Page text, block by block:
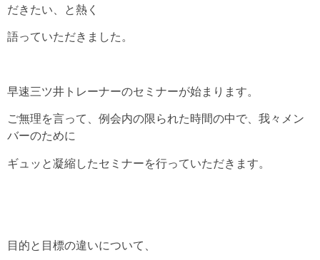
だきたい、と熱く
語っていただきました。
早速三ツ井トレーナーのセミナーが始まります。
ご無理を言って、例会内の限られた時間の中で、我々メン
バーのために
ギュッと凝縮したセミナーを行っていただきます。
目的と目標の違いについて、